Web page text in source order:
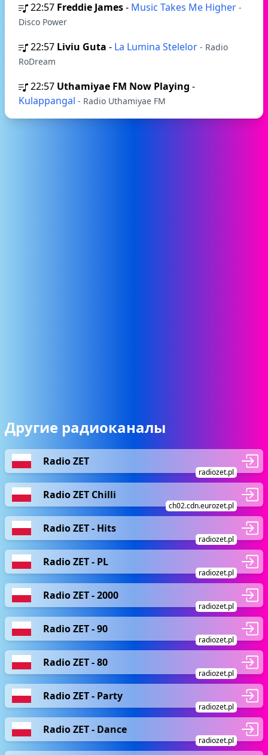
22:57 Freddie James- Music Takes Me Higher -
Disco Power
22:57 Liviu Guta - La Lumina Stelelor - Radio
RoDream
22:57 Uthamiyae FM Now Playing -
Kulappangal - Radio Uthamiyae FM
Другие радиоканалы
Radio ZET
radiozet.pl
Radio ZET Chilli
ch02.cdn.eurozet.pl
Radio ZET - Hits
radiozet.pl
Radio ZET - PL
radiozet.pl
Radio ZET - 2000
radiozet.pl
Radio ZET - 90
radiozet.pl
Radio ZET - 80
radiozet.pl
Radio ZET - Party
radiozet.pl
Radio ZET - Dance
radiozet.pl